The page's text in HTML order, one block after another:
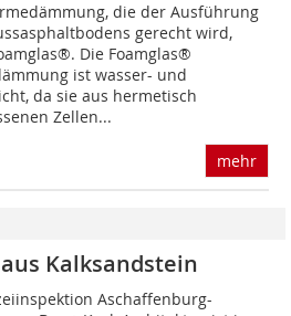
die der Ausführung
gerecht wird,
Die Foamglas®
ist wasser- und
da sie aus hermetisch
Zellen...
mehr
Kalksandstein
Aschaffenburg-